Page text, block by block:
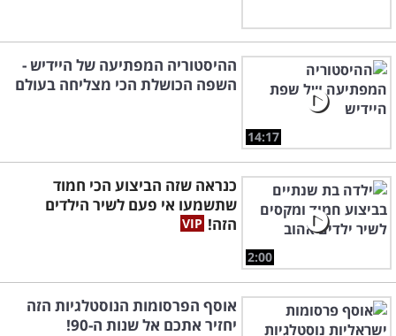
14:17
ההיסטוריה המפתיעה של היידיש -
השפה הכושלת הכי מצליחה בעולם
2:00
כנראה שזה הביצוע הכי חמוד
שתשמעו אי פעם לשיר הילדים
הזה!
אוסף הפרסומות הנוסטלגיות הזה
יחזיר אתכם אל שנות ה-90!